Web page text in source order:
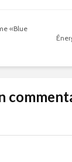
«Blue